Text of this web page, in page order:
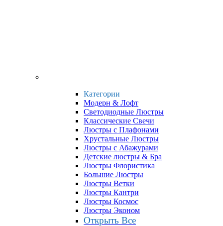
Категории
Модерн & Лофт
Светодиодные Люстры
Классические Свечи
Люстры с Плафонами
Хрустальные Люстры
Люстры с Абажурами
Детские люстры & Бра
Люстры Флористика
Большие Люстры
Люстры Ветки
Люстры Кантри
Люстры Космос
Люстры Эконом
Открыть Все